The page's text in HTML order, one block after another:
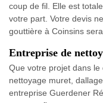
coup de fil. Elle est
votre part. Votre devis
gouttière à Coinsins
Entreprise de
Que votre projet dans
nettoyage muret,
entreprise Guerdener